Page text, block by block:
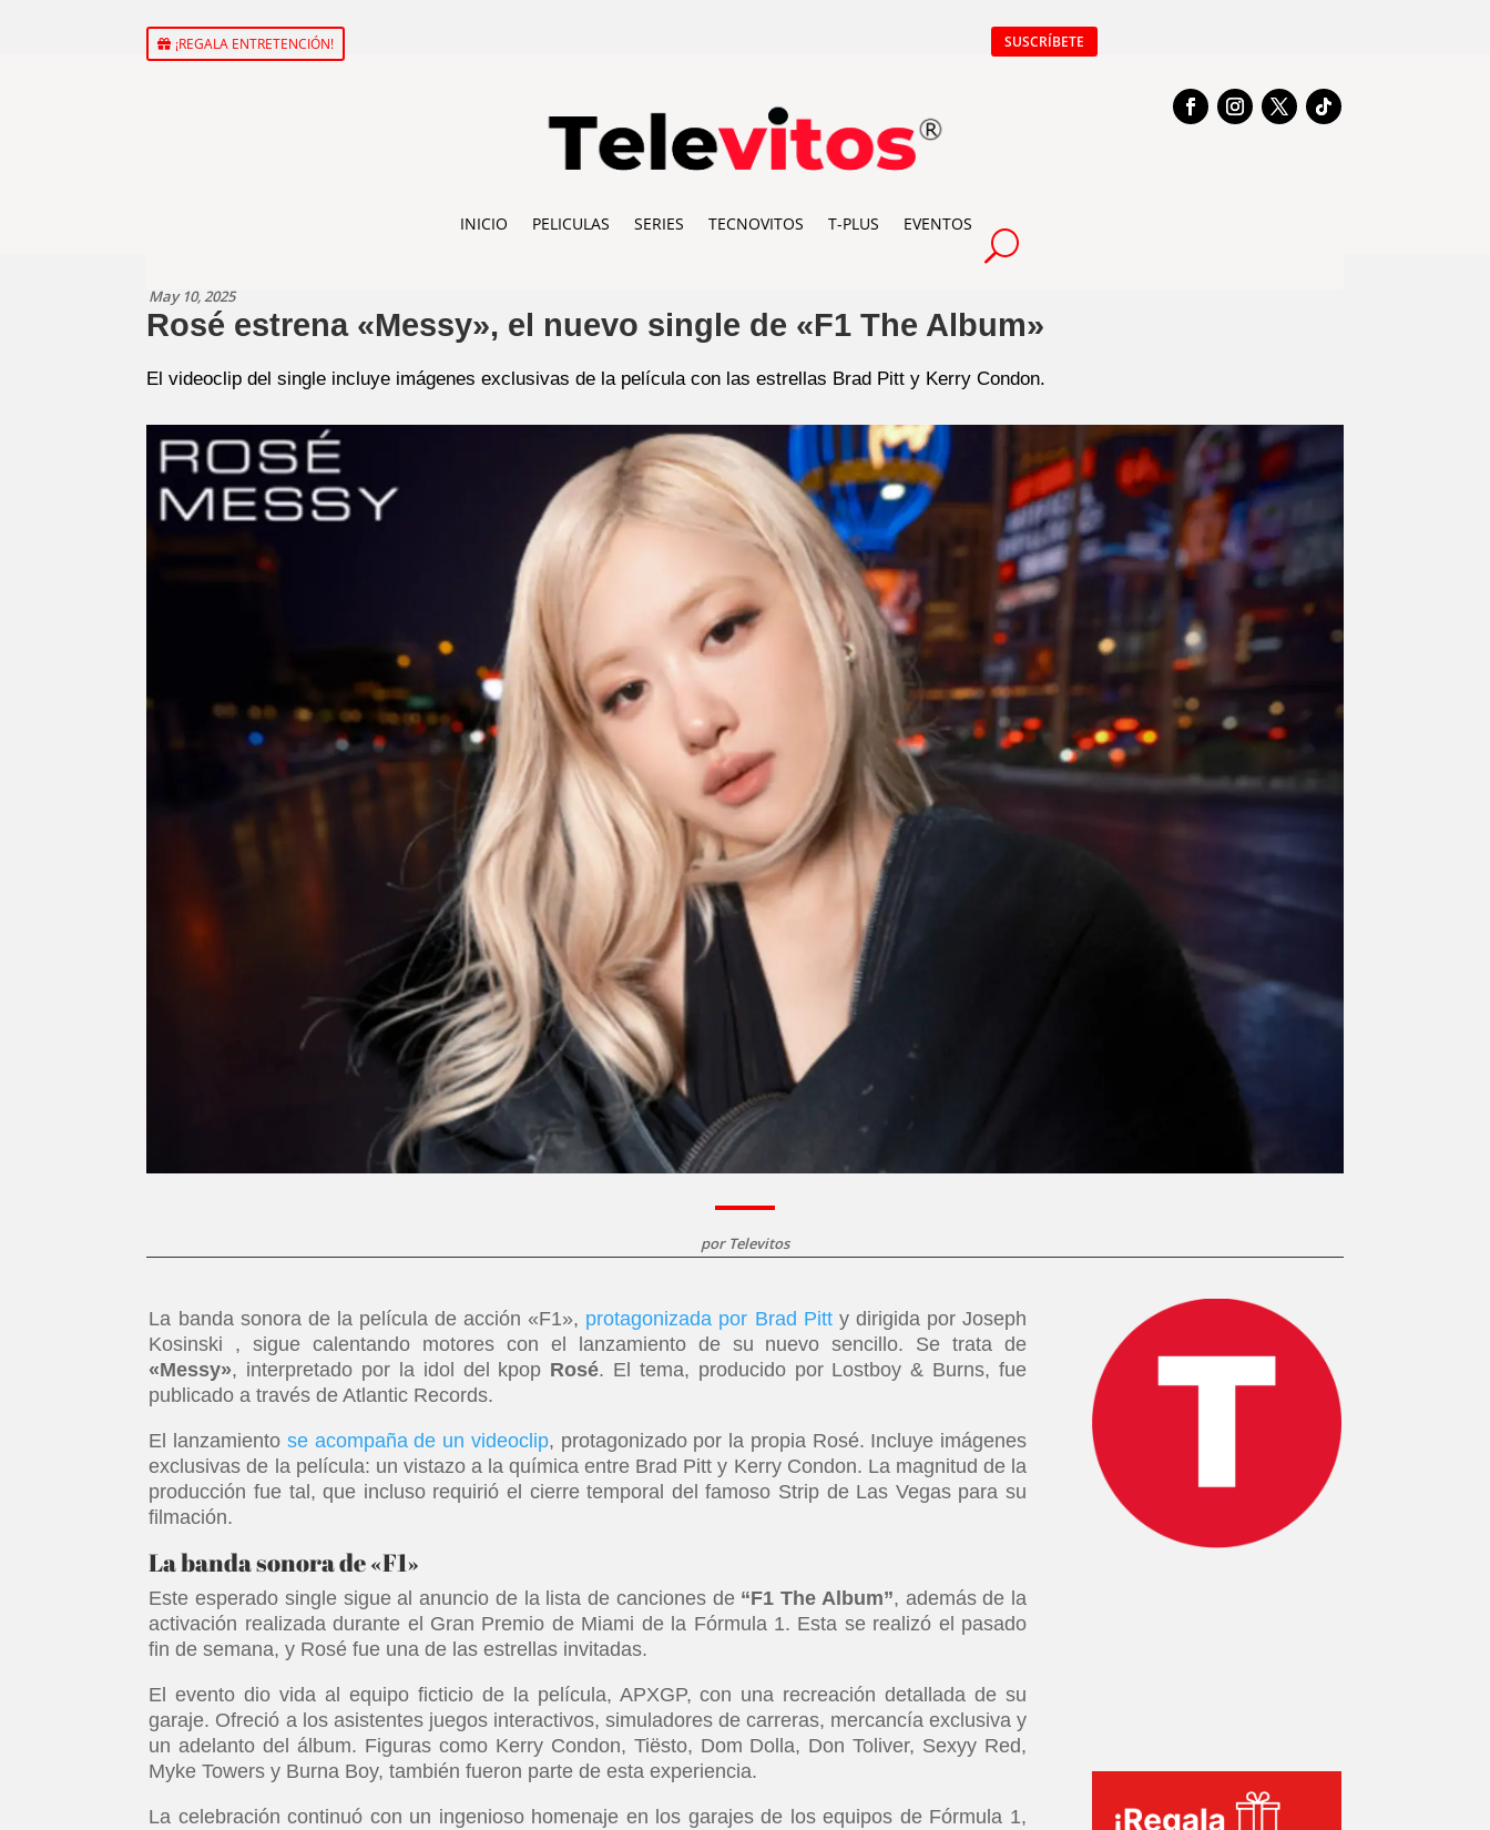
¡REGALA ENTRETENCIÓN! SUSCRÍBETE
INICIO PELICULAS SERIES TECNOVITOS T-PLUS EVENTOS
May 10, 2025
Rosé estrena «Messy», el nuevo single de «F1 The Album»
El videoclip del single incluye imágenes exclusivas de la película con las estrellas Brad Pitt y Kerry Condon.
por Televitos
La banda sonora de la película de acción «F1», protagonizada por Brad Pitty dirigida por Joseph
Kosinski , sigue calentando motores con el lanzamiento de su nuevo sencillo. Se trata de
«Messy», interpretado por la idol del kpop Rosé. El tema, producido por Lostboy & Burns, fue
publicado a través de Atlantic Records.
El lanzamiento se acompaña de un videoclip, protagonizado por la propia Rosé. Incluye imágenes
exclusivas de la película: un vistazo a la química entre Brad Pitt y Kerry Condon. La magnitud de la
producción fue tal, que incluso requirió el cierre temporal del famoso Strip de Las Vegas para su
filmación.
La banda sonora de «F1»
Este esperado single sigue al anuncio de la lista de canciones de “F1 The Album”, además de la
activación realizada durante el Gran Premio de Miami de la Fórmula 1. Esta se realizó el pasado
fin de semana, y Rosé fue una de las estrellas invitadas.
El evento dio vida al equipo ficticio de la película, APXGP, con una recreación detallada de su
garaje. Ofreció a los asistentes juegos interactivos, simuladores de carreras, mercancía exclusiva y
un adelanto del álbum. Figuras como Kerry Condon, Tiësto, Dom Dolla, Don Toliver, Sexyy Red,
Myke Towers y Burna Boy, también fueron parte de esta experiencia.
La celebración continuó con un ingenioso homenaje en los garajes de los equipos de Fórmula 1,